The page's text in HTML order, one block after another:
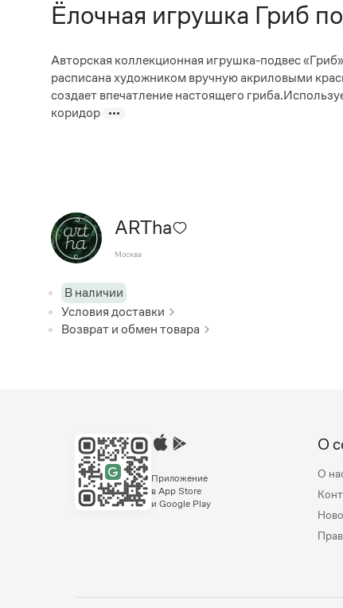
Ёлочная игрушка Гриб
Авторская коллекционная игрушка-подвес
расписана художником вручную акриловыми
создает впечатление настоящего
коридор
ARTha
Москва
В наличии
Условия доставки
Возврат и обмен товара
Приложение
в App Store
и Google Play
О
О